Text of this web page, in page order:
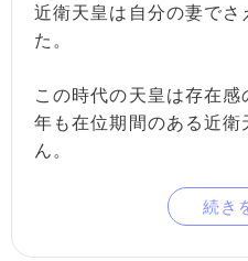
近衛天皇は自分の妻で
た。
この時代の天皇は存在
年も在位期間のある近
ん。
続き